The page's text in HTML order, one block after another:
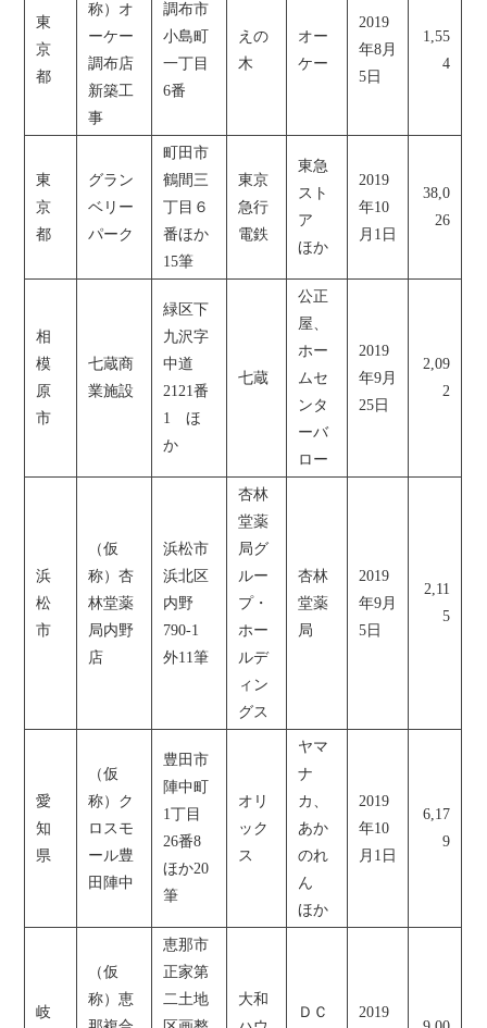
東
京
都
称）オ
ーケー
調布店
新築工
事
調布市
小島町
一丁目
6番
えの
木
オー
ケー
2019
年8月
5日
1,55
4
東
京
都
グラン
ベリー
パーク
町田市
鶴間三
丁目６
番ほか
15筆
東京
急行
電鉄
東急
スト
ア
ほか
2019
年10
月1日
38,0
26
相
模
原
市
七蔵商
業施設
緑区下
九沢字
中道
2121番
1 ほ
か
七蔵
公正
屋、
ホー
ムセ
ンタ
ーバ
ロー
2019
年9月
25日
2,09
2
浜
松
市
（仮
称）杏
林堂薬
局内野
店
浜松市
浜北区
内野
790-1
外11筆
杏林
堂薬
局グ
ルー
プ・
ホー
ルデ
ィン
グス
杏林
堂薬
局
2019
年9月
5日
2,11
5
愛
知
県
（仮
称）ク
ロスモ
ール豊
田陣中
豊田市
陣中町
1丁目
26番8
ほか20
筆
オリ
ック
ス
ヤマ
ナ
カ、
あか
のれ
ん
ほか
2019
年10
月1日
6,17
9
岐
（仮
称）恵
恵那市
正家第
二土地
大和
ＤＣ
2019